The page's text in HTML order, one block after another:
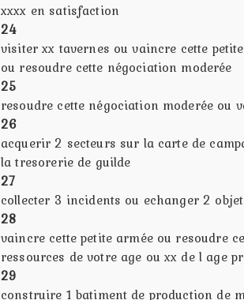
xxxx en satisfaction
24
visiter xx tavernes ou vaincre cette
ou resoudre cette négociation moderée
25
resoudre cette négociation moderée ou
26
acquerir 2 secteurs sur la carte de
la tresorerie de guilde
27
collecter 3 incidents ou echanger 2
28
vaincre cette petite armée ou resoudre
ressources de votre age ou xx de l age
29
construire 1 batiment de production de